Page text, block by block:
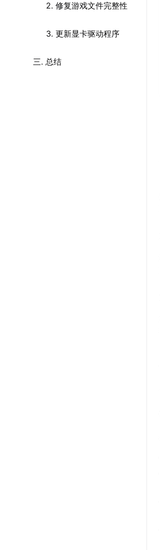
2. 修复游戏文件完整性
3. 更新显卡驱动程序
三. 总结